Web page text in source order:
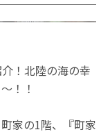
！北陸の海の幸
！！
家の1階、『町家